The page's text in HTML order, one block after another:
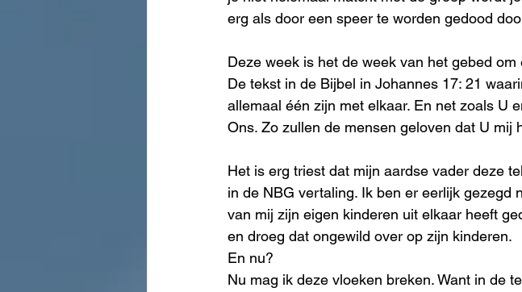
erg als door een speer te worden gedood
Deze week is het de week van het gebed
De tekst in de Bijbel in Johannes 17: 21
allemaal één zijn met elkaar. En net zoals U
Ons. Zo zullen de mensen geloven dat U mij
Het is erg triest dat mijn aardse vader deze
in de NBG vertaling. Ik ben er eerlijk gezegd
van mij zijn eigen kinderen uit elkaar heeft
en droeg dat ongewild over op zijn kinderen.
En nu?
Nu mag ik deze vloeken breken. Want in de